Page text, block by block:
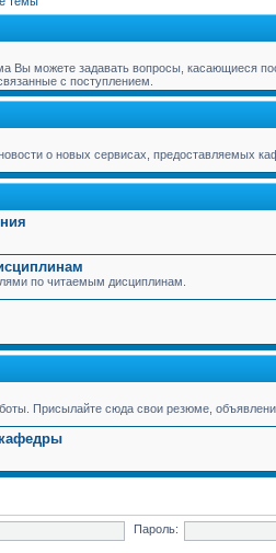
Вы можете задавать вопросы, касающиеся
с поступлением.
о новых сервисах, предоставляемых
по читаемым дисциплинам.
Присылайте сюда свои резюме,
Пароль: